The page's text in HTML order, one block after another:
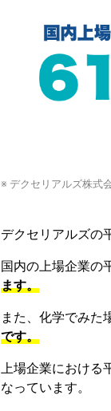
※ デクセリアルズ株式
デクセリアルズの
国内の上場企業の
ます。
また、化学でみた
です。
上場企業における
なっています。